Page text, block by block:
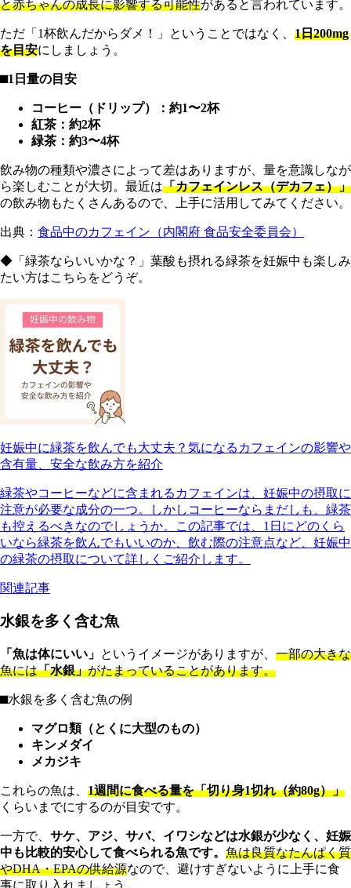
と赤ちゃんの成長に影響する可能性があると言われています。
ただ「1杯飲んだからダメ！」ということではなく、 1日200mg
を目安にしましょう。
⬛︎1日量の目安
コーヒー（ドリップ）：約1〜2杯
紅茶：約2杯
緑茶：約3〜4杯
飲み物の種類や濃さによって差はありますが、量を意識しなが
ら楽しむことが大切。最近は「カフェインレス（デカフェ）」
の飲み物もたくさんあるので、上手に活用してみてください。
出典： 食品中のカフェイン（内閣府 食品安全委員会）
◆「緑茶ならいいかな？」葉酸も摂れる緑茶を妊娠中も楽しみ
たい方はこちらをどうぞ。
妊娠中に緑茶を飲んでも大丈夫？気になるカフェインの影響や
含有量、安全な飲み方を紹介
緑茶やコーヒーなどに含まれるカフェインは、妊娠中の摂取に
注意が必要な成分の一つ。しかしコーヒーならまだしも、緑茶
も控えるべきなのでしょうか。この記事では、1日にどのくら
いなら緑茶を飲んでもいいのか、飲む際の注意点など、妊娠中
の緑茶の摂取について詳しくご紹介します。
関連記事
水銀を多く含む魚
「魚は体にいい」 というイメージがありますが、 一部の大きな
魚には「水銀」がたまっていることがあります。
⬛︎水銀を多く含む魚の例
マグロ類（とくに大型のもの）
キンメダイ
メカジキ
これらの魚は、 1週間に食べる量を「切り身1切れ（約80g）」
くらいまでにするのが目安です。
一方で、 サケ、アジ、サバ、イワシなどは水銀が少なく、妊娠
中も比較的安心して食べられる魚です。 魚は良質なたんぱく質
やDHA・EPAの供給源なので、避けすぎないように上手に食
事に取り入れましょう。